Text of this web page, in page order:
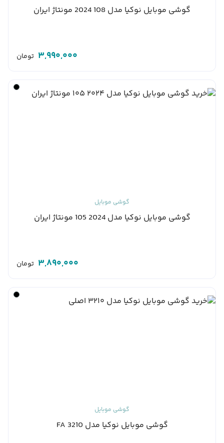
گوشی موبایل نوکیا مدل 108 2024 مونتاژ ایران
3,990,000 تومان
گوشی موبایل
گوشی موبایل نوکیا مدل 2024 105 مونتاژ ایران
3,890,000 تومان
گوشی موبایل
گوشی موبایل نوکیا مدل 3210 FA